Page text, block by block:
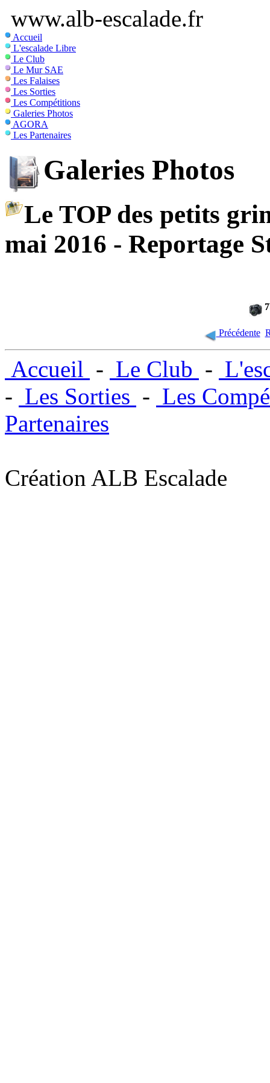
www.alb-escalade.fr
Accueil
L'escalade Libre
Le Club
Le Mur SAE
Les Falaises
Les Sorties
Les Compétitions
Galeries Photos
AGORA
Les Partenaires
Galeries Photos
Le TOP des petits
mai 2016 - Reportage
Précédente
Accueil - Le Club -
- Les Sorties - Les
Partenaires
Création ALB Escalade